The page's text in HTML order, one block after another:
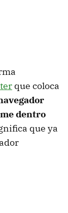
que coloca
dentro
que ya